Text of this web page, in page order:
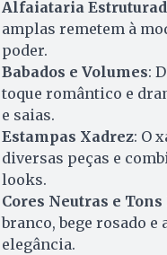
Alfaiataria
amplas remetem à
poder.
Babados e Volumes:
toque romântico e
e saias.
Estampas Xadrez: O
diversas peças e
looks.
Cores Neutras e Tons
branco, bege rosado e
elegância.